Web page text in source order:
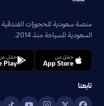
منصة سعودية للحجوزات
السعودية للسياحة منذ 2014.
حمّل من
App Store
حمّل
Play
تابعنا